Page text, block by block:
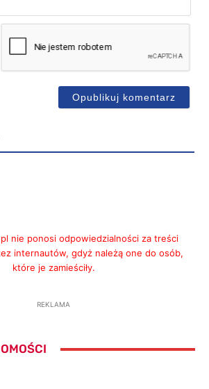
nie ponosi odpowiedzialności za treści
internautów, gdyż należą one do osób,
które je zamieściły.
REKLAMA